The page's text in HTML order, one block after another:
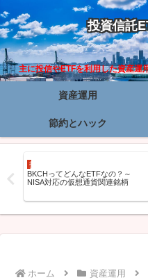
投資信託
主に投信やETFを利用した資産運
資産運用
節約とハック
投信ETFの評価
BKCHってどんなETFなの？～
NISA対応の仮想通貨関連銘柄
ホーム 資産運用